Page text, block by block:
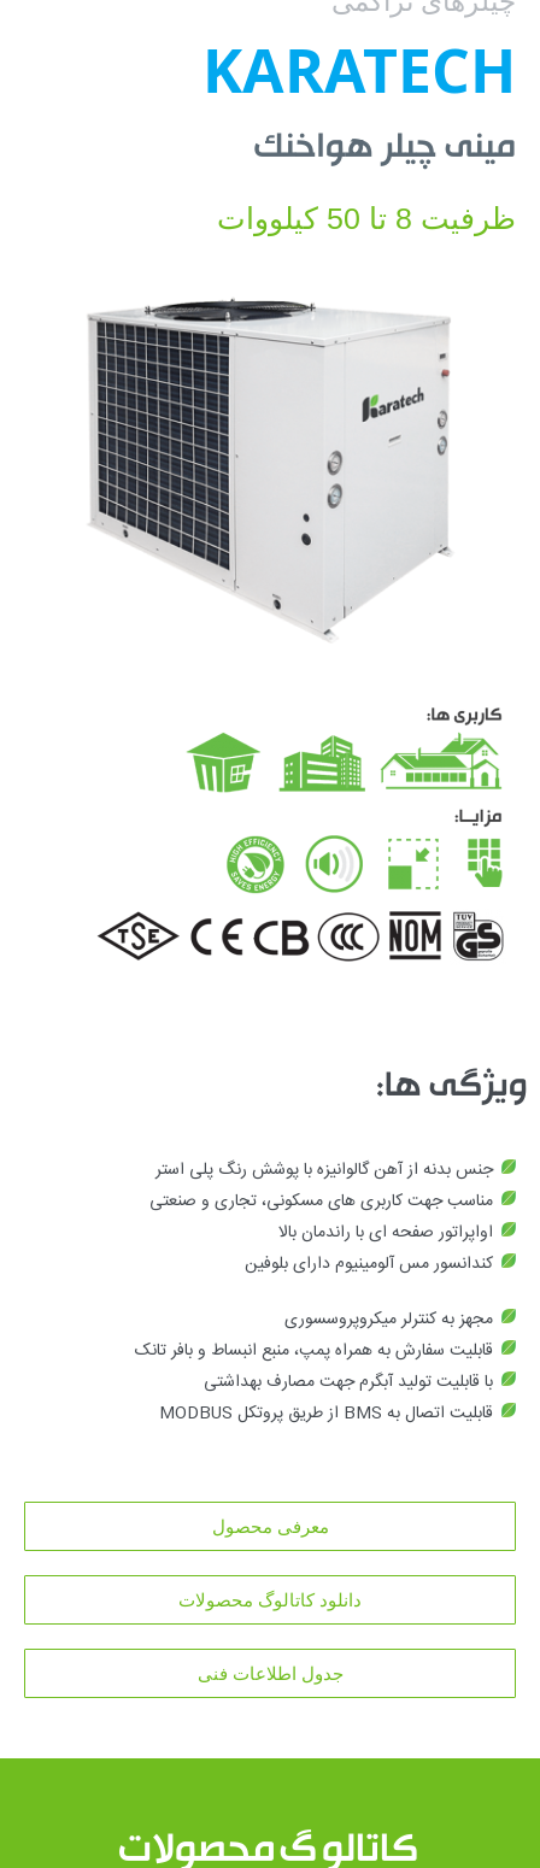
KARATECH
مینی چیلر هواخنک
ظرفیت 8 تا 50 کیلووات
ویژگی ها:
جنس بدنه از آهن گالوانیزه با پوشش رنگ پلی استر
مناسب جهت کاربری های مسکونی، تجاری و صنعتی
اواپراتور صفحه ای با راندمان بالا
کندانسور مس آلومینیوم دارای بلوفین
مجهز به کنترلر میکروپروسسوری
قابلیت سفارش به همراه پمپ، منبع انبساط و بافر تانک
با قابلیت تولید آبگرم جهت مصارف بهداشتی
قابلیت اتصال به BMS از طریق پروتکل MODBUS
معرفی محصول
دانلود کاتالوگ محصولات
جدول اطلاعات فنی
کاتالوگ محصولات